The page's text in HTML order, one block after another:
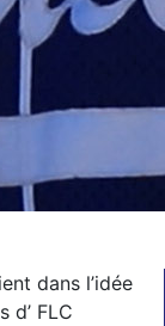
dans l’idée
d’ FLC